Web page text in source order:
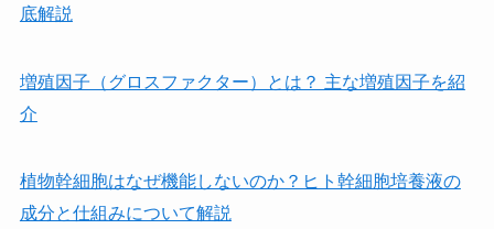
底解説
増殖因子（グロスファクター）とは？ 主な増殖因子を紹
介
植物幹細胞はなぜ機能しないのか？ヒト幹細胞培養液の
成分と仕組みについて解説